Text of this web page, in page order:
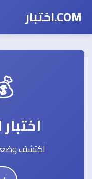
COM.اختبار
اكتشف